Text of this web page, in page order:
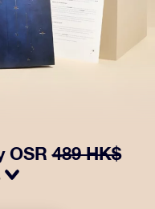
OSR489 HK$